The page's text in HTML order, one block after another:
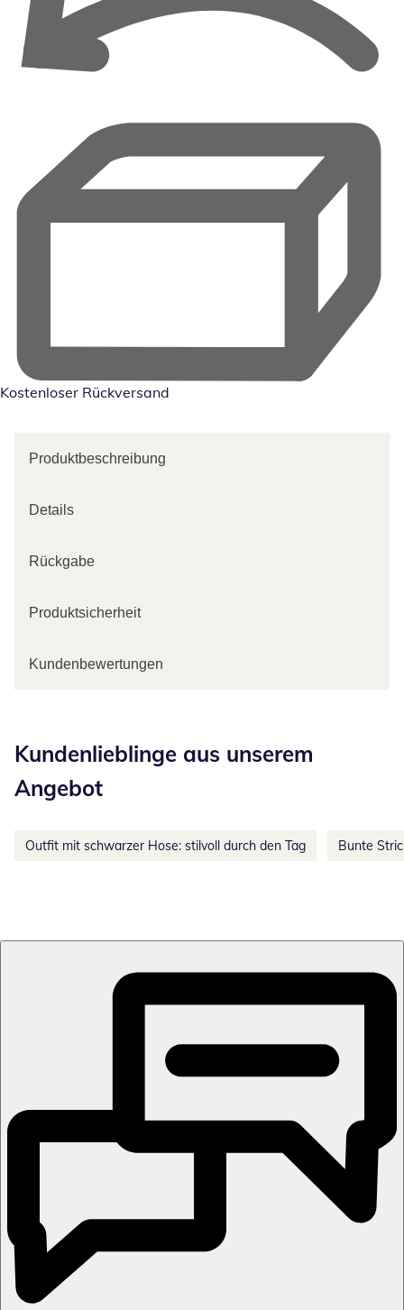
Kostenloser Rückversand
Produktbeschreibung
Details
Rückgabe
Produktsicherheit
Kundenbewertungen
Kundenlieblinge aus unserem
Angebot
Outfit mit schwarzer Hose: stilvoll durch den Tag Bunte